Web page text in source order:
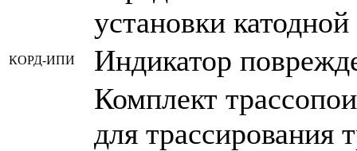
установки
КОРД-ИПИ Индикатор
Комплект
для трассирования